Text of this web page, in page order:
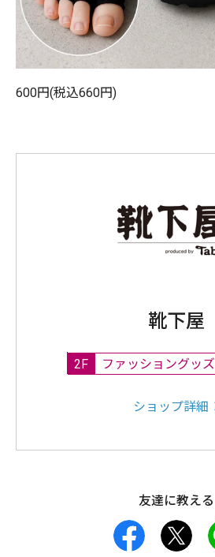
600円(税込660円)
靴下屋
2F ファッショングッズ
ショップ詳細
友達に教える
facebook